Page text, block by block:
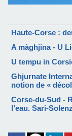
Haute-Corse :
A màghjina - U
U tempu in
Ghjurnate
notion de «
Corse-du-Sud -
l’eau. Sari-